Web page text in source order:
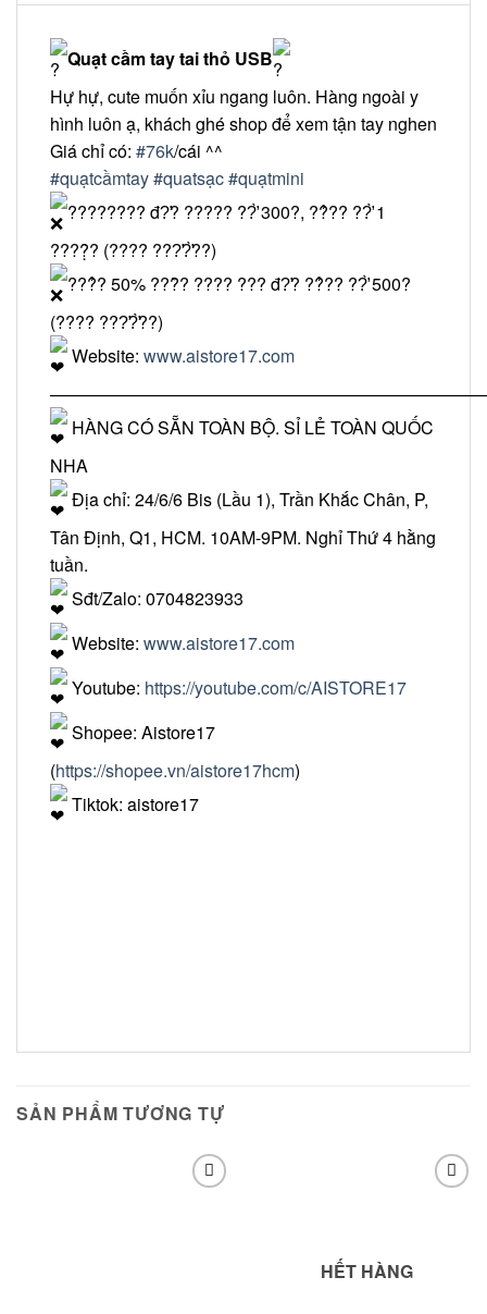
Quạt cầm tay tai thỏ USB
Hự hự, cute muốn xỉu ngang luôn. Hàng ngoài y
hình luôn ạ, khách ghé shop để xem tận tay nghen
Giá chỉ có: #76k/cái ^^
#quạtcầmtay#quatsạc#quạtmini
???????? đ?̛? ????? ??̛̀ 300?, ??̉?? ??̛̀ 1
????̣̂? (???? ???̛?̛̀??)
???̉? 50% ???̂̀? ???? ??? đ?̛? ??̉?? ??̛̀ 500?
(???? ???̛?̛̀??)
Website: www.aistore17.com
HÀNG CÓ SẴN TOÀN BỘ. SỈ LẺ TOÀN QUỐC
NHA
Địa chỉ: 24/6/6 Bis (Lầu 1), Trần Khắc Chân, P,
Tân Định, Q1, HCM. 10AM-9PM. Nghỉ Thứ 4 hằng
tuần.
Sđt/Zalo: 0704823933
Website: www.aistore17.com
Youtube: https://youtube.com/c/AISTORE17
Shopee: Aistore17
(https://shopee.vn/aistore17hcm)
Tiktok: aistore17
SẢN PHẨM TƯƠNG TỰ
HẾT HÀNG